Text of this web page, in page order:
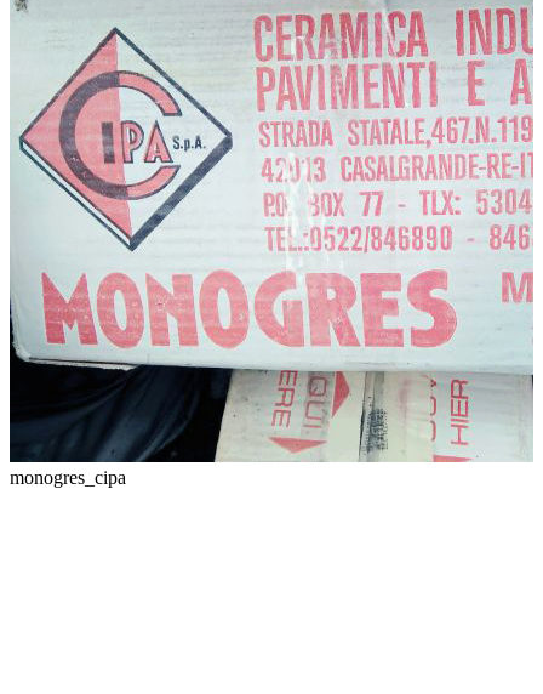
monogres_cipa